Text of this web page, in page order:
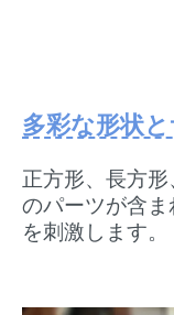
多彩な形状
正方形、長方
のパーツが含
を刺激します。